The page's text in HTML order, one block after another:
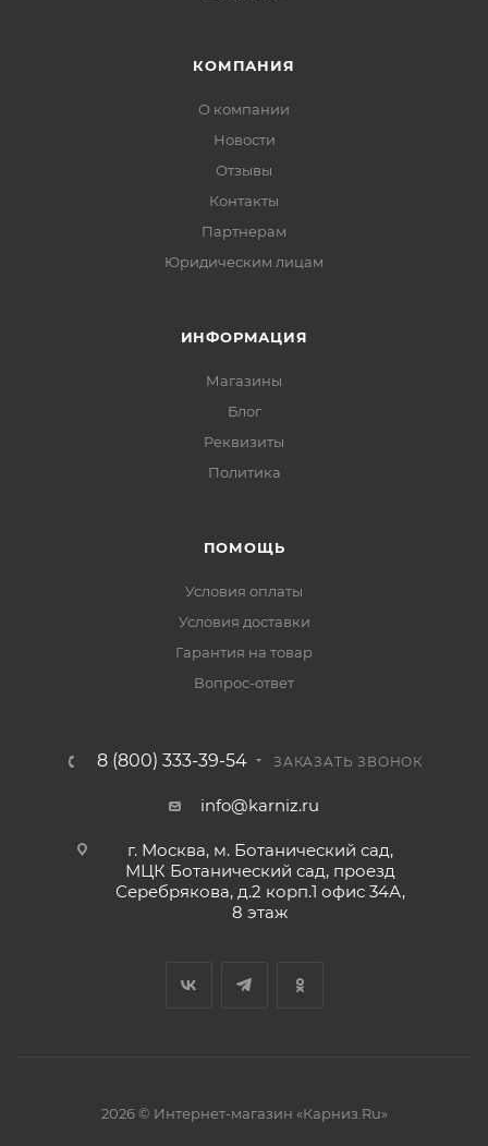
КОМПАНИЯ
О компании
Новости
Отзывы
Контакты
Партнерам
Юридическим лицам
ИНФОРМАЦИЯ
Магазины
Блог
Реквизиты
Политика
ПОМОЩЬ
Условия оплаты
Условия доставки
Гарантия на товар
Вопрос-ответ
8 (800) 333-39-54 ЗАКАЗАТЬ ЗВОНОК
info@karniz.ru
г. Москва, м. Ботанический сад,
МЦК Ботанический сад, проезд
Серебрякова, д.2 корп.1 офис 34А,
8 этаж
2026 © Интернет-магазин «Карниз.Ru»